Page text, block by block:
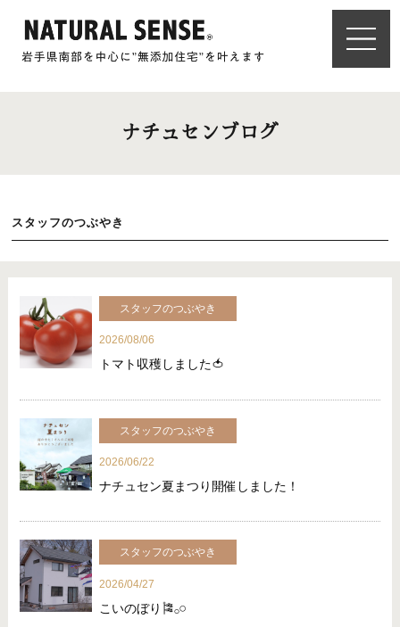
ナチュセンブログ
スタッフのつぶやき
スタッフのつぶやき
2026/08/06
トマト収穫しました🍅
スタッフのつぶやき
2026/06/22
ナチュセン夏まつり開催しました！
スタッフのつぶやき
2026/04/27
こいのぼり🎏‪𓂂𓏸